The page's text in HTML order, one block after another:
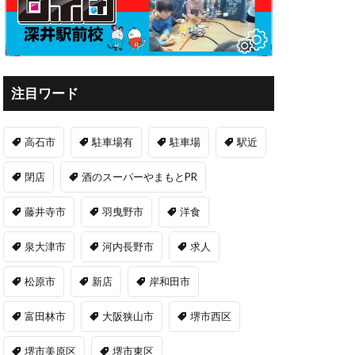
注目ワード
高石市 駐車場有 駐車場 駅近
閉店 酒のスーパーやまもとPR
藤井寺市 羽曳野市 洋食
泉大津市 河内長野市 求人
松原市 新店 岸和田市
富田林市 大阪狭山市 堺市西区
堺市美原区 堺市東区